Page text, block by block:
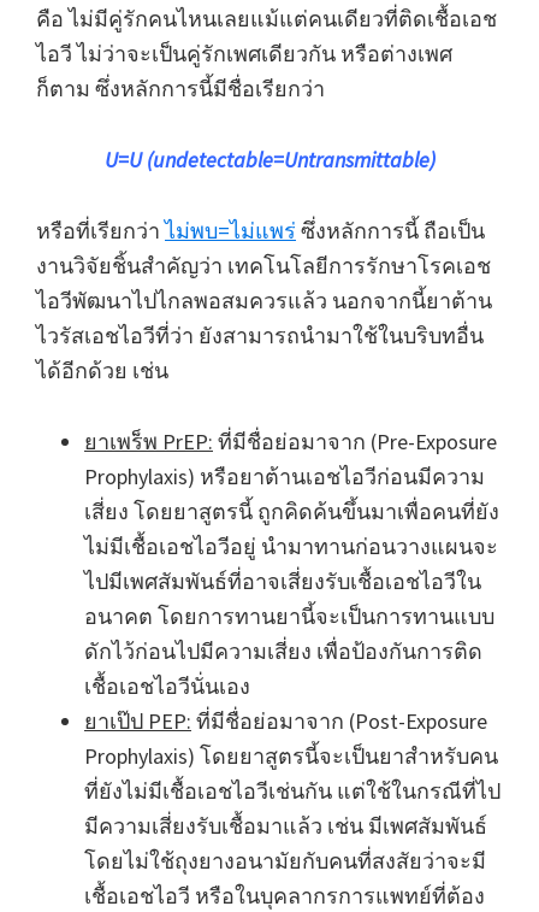
คือ ไม่มีคู่รักคนไหนเลยแม้แต่คนเดียวที่ติดเชื้อเอช
ไอวี ไม่ว่าจะเป็นคู่รักเพศเดียวกัน หรือต่างเพศ
ก็ตาม ซึ่งหลักการนี้มีชื่อเรียกว่า
U=U (undetectable=Untransmittable)
หรือที่เรียกว่าไม่พบ=ไม่แพร่ ซึ่งหลักการนี้ ถือเป็น
งานวิจัยชิ้นสำคัญว่า เทคโนโลยีการรักษาโรคเอช
ไอวีพัฒนาไปไกลพอสมควรแล้ว นอกจากนี้ยาต้าน
ไวรัสเอชไอวีที่ว่า ยังสามารถนำมาใช้ในบริบทอื่น
ได้อีกด้วย เช่น
ยาเพร็พ PrEP: ที่มีชื่อย่อมาจาก (Pre-Exposure
Prophylaxis) หรือยาต้านเอชไอวีก่อนมีความ
เสี่ยง โดยยาสูตรนี้ ถูกคิดค้นขึ้นมาเพื่อคนที่ยัง
ไม่มีเชื้อเอชไอวีอยู่ นำมาทานก่อนวางแผนจะ
ไปมีเพศสัมพันธ์ที่อาจเสี่ยงรับเชื้อเอชไอวีใน
อนาคต โดยการทานยานี้จะเป็นการทานแบบ
ดักไว้ก่อนไปมีความเสี่ยง เพื่อป้องกันการติด
เชื้อเอชไอวีนั่นเอง
ยาเป๊ป PEP: ที่มีชื่อย่อมาจาก (Post-Exposure
Prophylaxis) โดยยาสูตรนี้จะเป็นยาสำหรับคน
ที่ยังไม่มีเชื้อเอชไอวีเช่นกัน แต่ใช้ในกรณีที่ไป
มีความเสี่ยงรับเชื้อมาแล้ว เช่น มีเพศสัมพันธ์
โดยไม่ใช้ถุงยางอนามัยกับคนที่สงสัยว่าจะมี
เชื้อเอชไอวี หรือในบุคลากรการแพทย์ที่ต้อง